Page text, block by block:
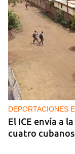
DEPORTACIONES
El ICE envía a
cuatro